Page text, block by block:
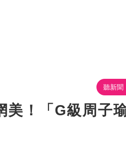
聽新聞
美！「G級周子